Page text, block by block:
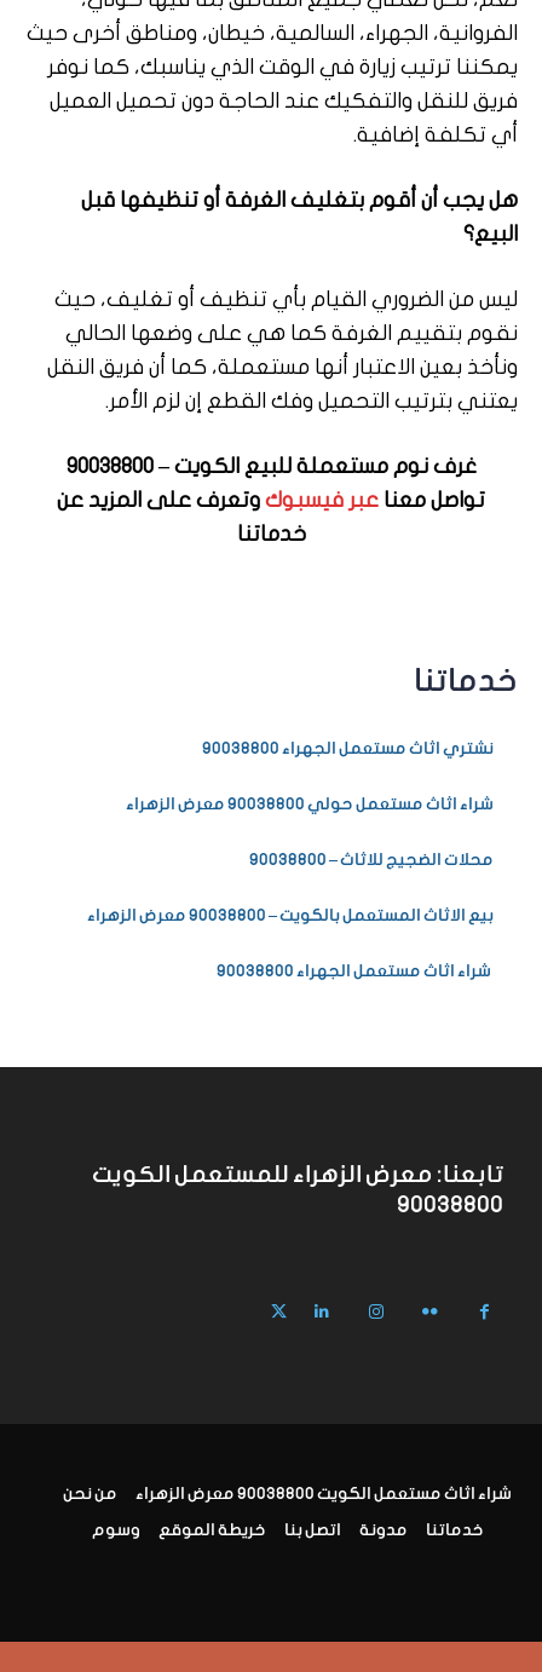
خدماتنا
نشتري اثاث مستعمل الجهراء 90038800
شراء اثاث مستعمل حولي 90038800 معرض الزهراء
محلات الضجيج للاثاث – 90038800
بيع الاثاث المستعمل بالكويت – 90038800 معرض الزهراء
شراء اثاث مستعمل الجهراء 90038800
الفروانية، الجهراء، السالمية، خيطان، ومناطق أخرى حيث
يمكننا ترتيب زيارة في الوقت الذي يناسبك، كما نوفر
فريق للنقل والتفكيك عند الحاجة دون تحميل العميل
أي تكلفة إضافية.
هل يجب أن أقوم بتغليف الغرفة أو تنظيفها قبل
البيع؟
ليس من الضروري القيام بأي تنظيف أو تغليف، حيث
نقوم بتقييم الغرفة كما هي على وضعها الحالي
ونأخذ بعين الاعتبار أنها مستعملة، كما أن فريق النقل
يعتني بترتيب التحميل وفك القطع إن لزم الأمر.
غرف نوم مستعملة للبيع الكويت – 90038800
تواصل معنا عبر فيسبوك وتعرف على المزيد عن
خدماتنا
تابعنا: معرض الزهراء للمستعمل الكويت
90038800
شراء اثاث مستعمل الكويت 90038800 معرض الزهراء من نحن
خدماتنا مدونة اتصل بنا خريطة الموقع وسوم